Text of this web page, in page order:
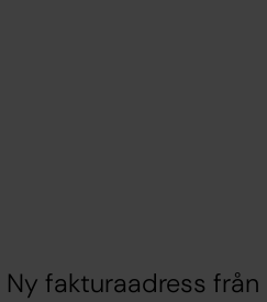
fakturaadress från